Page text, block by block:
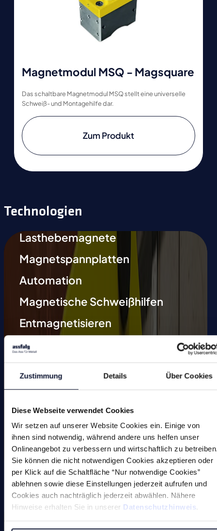
Zustimmung Details Über Cookies
Diese Webseite verwendet Cookies
Wir setzen auf unserer Website Cookies ein. Einige von
ihnen sind notwendig, während andere uns helfen unser
Onlineangebot zu verbessern und wirtschaftlich zu
Sie können die nicht notwendigen Cookies akzeptieren oder
per Klick auf die Schaltfläche “Nur notwendige Cookies”
ablehnen sowie diese Einstellungen jederzeit aufrufen und
Cookies auch nachträglich jederzeit abwählen. Nähere
Hinweise erhalten Sie in unserer Datenschutzhinweis.
Magnetmodul MSQ - Magsquare
Das schaltbare Magnetmodul MSQ stellt eine universelle
Schweiß- und Montagehilfe dar.
Zum Produkt
Technologien
Lasthebemagnete
Magnetspannplatten
Automation
Magnetische Schweißhilfen
Entmagnetisieren
Magnetische Werkzeuge
Kleinmagnete
Sonderlösungen
Magnete
Entgratmaschinen (undefinierte
Kantenbearbeitung)